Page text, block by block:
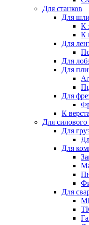
Для станков
Для
К
К
Для
Для
Для
Для
К
Для
Для
Для
Для